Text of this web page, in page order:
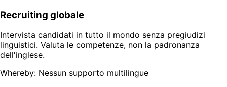
Recruiting globale
Intervista candidati in tutto il mondo senza pregiudizi
linguistici. Valuta le competenze, non la padronanza
dell'inglese.
Whereby: Nessun supporto multilingue